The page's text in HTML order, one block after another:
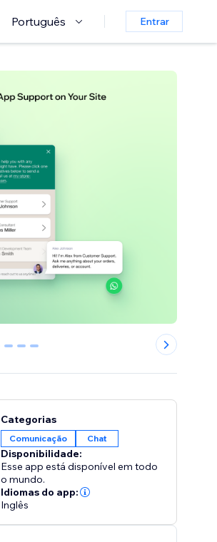
Português Entrar
2 3 4
Categorias
Comunicação Chat
Disponibilidade:
Esse app está disponível em todo
o mundo.
Idiomas do app:
Inglês